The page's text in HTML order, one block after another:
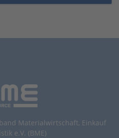
Materialwirtschaft, Einkauf
e.V. (BME)